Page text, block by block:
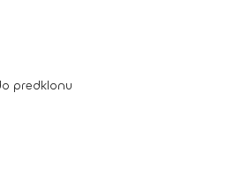
predklonu